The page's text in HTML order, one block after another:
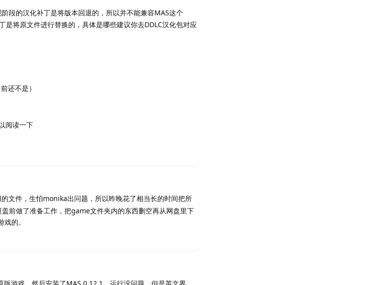
段的汉化补丁是将版本回退的，所以并不能兼容MAS这个
将原文件进行替换的，具体是哪些建议你去DDLC汉化包对应
还不是）
阅读一下
文件，生怕monika出问题，所以昨晚花了相当长的时间把所
前做了准备工作，把game文件夹内的东西删空再从网盘里下
的。